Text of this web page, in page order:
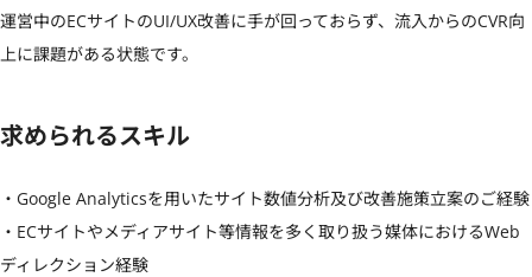
運営中のECサイトのUI/UX改善に手が回っておらず、流入からのCVR向
上に課題がある状態です。
求められるスキル
・Google Analyticsを用いたサイト数値分析及び改善施策立案のご経験
・ECサイトやメディアサイト等情報を多く取り扱う媒体におけるWeb
ディレクション経験